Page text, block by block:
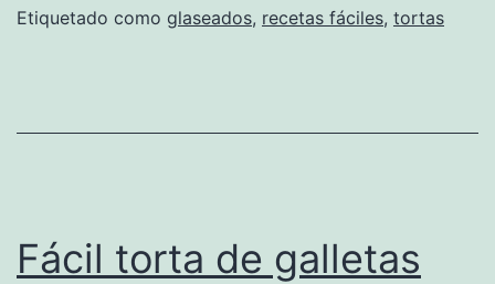
Etiquetado como glaseados, recetas fáciles, tortas
Fácil torta de galletas